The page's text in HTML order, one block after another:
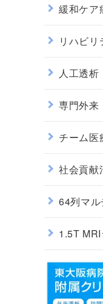
緩和ケア
リハビリ
人工透析
専門外来
チーム医
社会貢献
64列マ
1.5T